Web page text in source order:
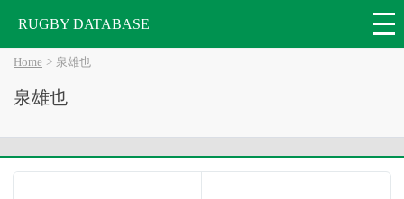
RUGBY DATABASE
Home 泉雄也
泉雄也